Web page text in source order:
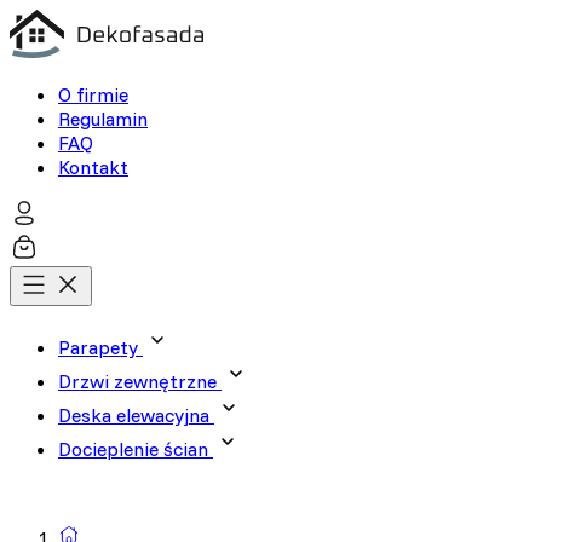
O firmie
Regulamin
FAQ
Kontakt
Parapety
Drzwi zewnętrzne
Deska elewacyjna
Docieplenie ścian